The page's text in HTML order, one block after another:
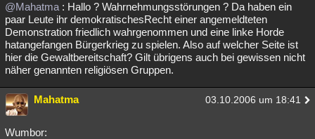
@Mahatma : Hallo ? Wahrnehmungsstörungen ? Da haben ein
paar Leute ihr demokratischesRecht einer angemeldteten
Demonstration friedlich wahrgenommen und eine linke Horde
hatangefangen Bürgerkrieg zu spielen. Also auf welcher Seite ist
hier die Gewaltbereitschaft? Gilt übrigens auch bei gewissen nicht
näher genannten religiösen Gruppen.
Mahatma 03.10.2006 um 18:41
Wumbor: